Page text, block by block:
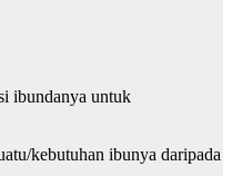
ibundanya untuk
kebutuhan ibunya daripada